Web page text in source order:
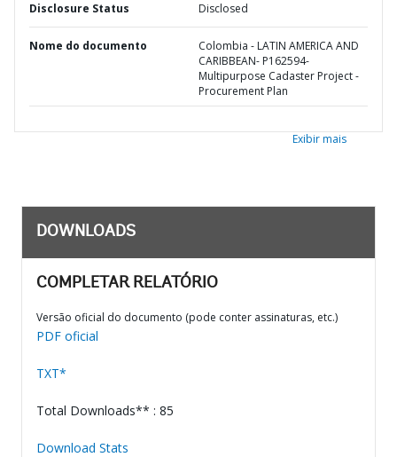
Disclosure Status Disclosed
Nome do documento
Colombia - LATIN AMERICA AND
CARIBBEAN- P162594-
Multipurpose Cadaster Project -
Procurement Plan
Exibir mais
DOWNLOADS
COMPLETAR RELATÓRIO
Versão oficial do documento (pode conter assinaturas, etc.)
PDF oficial
TXT*
Total Downloads** : 85
Download Stats